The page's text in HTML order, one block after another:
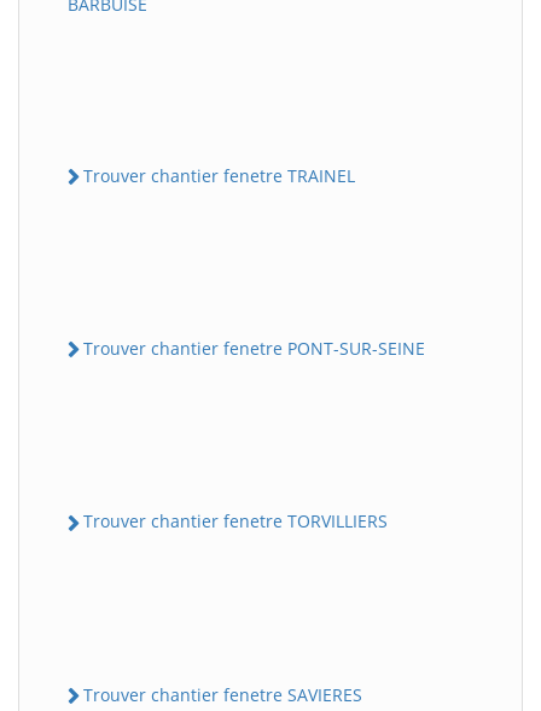
Trouver chantier fenetre TRAINEL
Trouver chantier fenetre PONT-SUR-SEINE
Trouver chantier fenetre TORVILLIERS
Trouver chantier fenetre SAVIERES